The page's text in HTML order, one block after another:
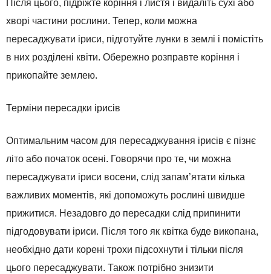
Після цього, підріжте коріння і листя і видаліть сухі або
хворі частини рослини. Тепер, коли можна
пересаджувати іриси, підготуйте лунки в землі і помістіть
в них розділені квіти. Обережно розправте коріння і
прикопайте землею.
Терміни пересадки ірисів
Оптимальним часом для пересаджування ірисів є пізнє
літо або початок осені. Говорячи про те, чи можна
пересаджувати іриси восени, слід запам’ятати кілька
важливих моментів, які допоможуть рослині швидше
прижитися. Незадовго до пересадки слід припинити
підгодовувати іриси. Після того як квітка буде викопана,
необхідно дати корені трохи підсохнути і тільки після
цього пересаджувати. Також потрібно знизити